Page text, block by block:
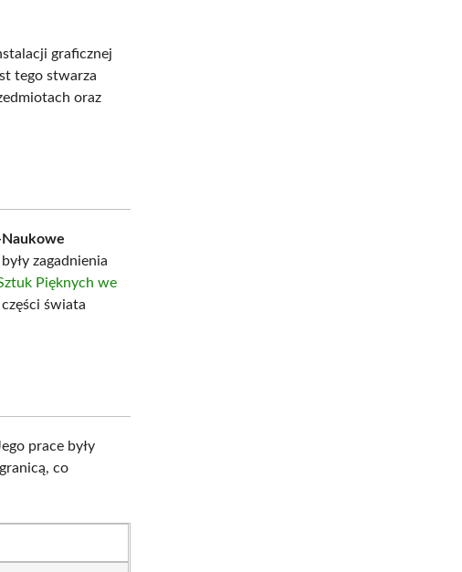
graficznej
tego stwarza
oraz
zagadnienia
Pięknych we
świata
prace były
co